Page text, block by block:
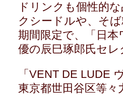
ドリンクも個性的
クシードルや、そ
期間限定で、「日
優の辰巳琢郎氏セ
「VENT DE LUDE
東京都世田谷区等々